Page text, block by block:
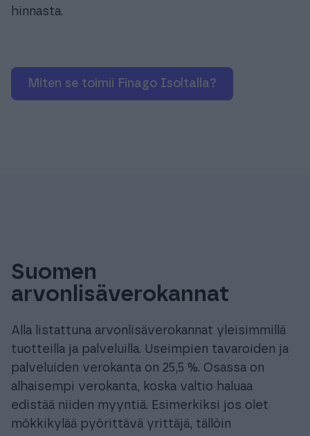
hinnasta.
Miten se toimii Finago Isoltalla?
Suomen
arvonlisäverokannat
Alla listattuna arvonlisäverokannat yleisimmillä
tuotteilla ja palveluilla. Useimpien tavaroiden ja
palveluiden verokanta on 25,5 %. Osassa on
alhaisempi verokanta, koska valtio haluaa
edistää niiden myyntiä. Esimerkiksi jos olet
mökkikylää pyörittävä yrittäjä, tällöin